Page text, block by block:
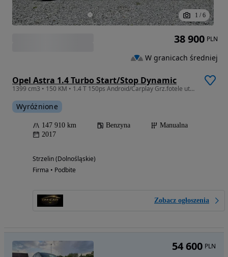
1 / 6
Opel Astra 1.4 Turbo Start/Stop Dynamic
1399 cm3 • 150 KM • 1.4 T 150ps Android/Carplay Grz.fotele utrzymana Wzorowo !!
Wyróżnione
147 910 km Benzyna
Manualna
2017
Strzelin (Dolnośląskie)
Firma • Podbite
Zobacz ogłoszenia
38 900 PLN
W granicach średniej
54 600 PLN